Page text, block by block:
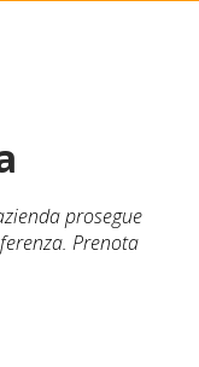
prosegue
Prenota